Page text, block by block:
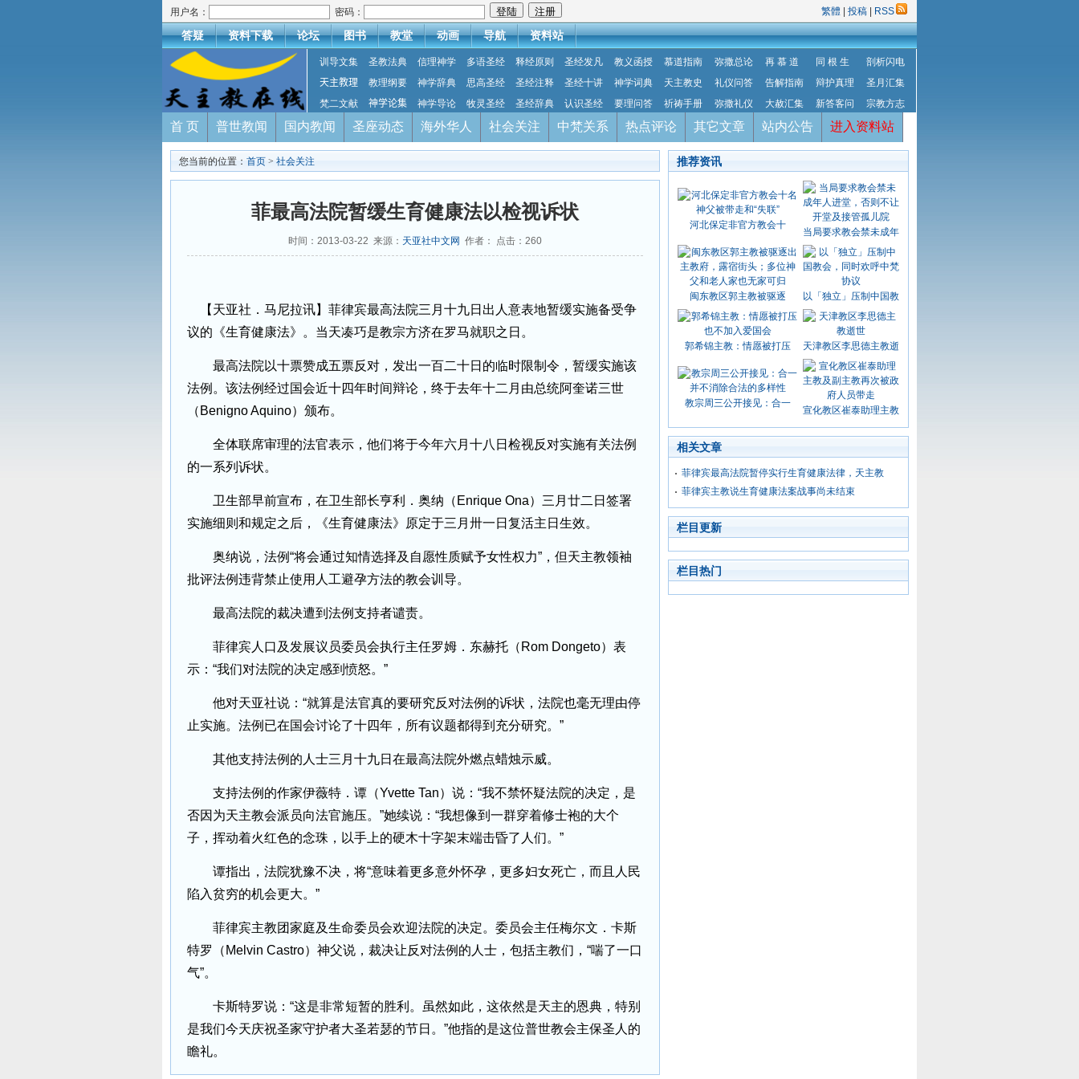
用户名： 密码： 繁體 投稿 RSS
答疑 资料下载 论坛 图书 教堂 动画 导航 资料站
训导文集 圣教法典 信理神学 多语圣经 释经原则 圣经发凡 教义函授 慕道指南 弥撒总论 再 慕 道 同 根 生
剖析闪电
天主教理
教理纲要 神学辞典 思高圣经 圣经注释 圣经十讲 神学词典 天主教史 礼仪问答 告解指南 辩护真理
圣月汇集
梵二文献
神学论集 神学导论 牧灵圣经 圣经辞典 认识圣经 要理问答 祈祷手册 弥撒礼仪 大赦汇集 新答客问 宗教方志
首 页 普世教闻 国内教闻 圣座动态 海外华人 社会关注 中梵关系 热点评论 其它文章 站内公告 进入资料站
您当前的位置： 首页 > 社会关注
菲最高法院暂缓生育健康法以检视诉状
时间：2013-03-22 来源： 天亚社中文网 作者： 点击： 260
【天亚社．马尼拉讯】菲律宾最高法院三月十九日出人意表地暂缓实施备受争
议的《生育健康法》。当天凑巧是教宗方济在罗马就职之日。
最高法院以十票赞成五票反对，发出一百二十日的临时限制令，暂缓实施该
法例。该法例经过国会近十四年时间辩论，终于去年十二月由总统阿奎诺三世
（Benigno Aquino）颁布。
全体联席审理的法官表示，他们将于今年六月十八日检视反对实施有关法例
的一系列诉状。
卫生部早前宣布，在卫生部长亨利．奥纳（Enrique Ona）三月廿二日签署
实施细则和规定之后，《生育健康法》原定于三月卅一日复活主日生效。
奥纳说，法例“将会通过知情选择及自愿性质赋予女性权力”，但天主教领袖
批评法例违背禁止使用人工避孕方法的教会训导。
最高法院的裁决遭到法例支持者谴责。
菲律宾人口及发展议员委员会执行主任罗姆．东赫托（Rom Dongeto）表
示：“我们对法院的决定感到愤怒。”
他对天亚社说：“就算是法官真的要研究反对法例的诉状，法院也毫无理由停
止实施。法例已在国会讨论了十四年，所有议题都得到充分研究。”
其他支持法例的人士三月十九日在最高法院外燃点蜡烛示威。
支持法例的作家伊薇特．谭（Yvette Tan）说：“我不禁怀疑法院的决定，是
否因为天主教会派员向法官施压。”她续说：“我想像到一群穿着修士袍的大个
子，挥动着火红色的念珠，以手上的硬木十字架末端击昏了人们。”
谭指出，法院犹豫不决，将“意味着更多意外怀孕，更多妇女死亡，而且人民
陷入贫穷的机会更大。”
菲律宾主教团家庭及生命委员会欢迎法院的决定。委员会主任梅尔文．卡斯
特罗（Melvin Castro）神父说，裁决让反对法例的人士，包括主教们，“喘了一口
气”。
卡斯特罗说：“这是非常短暂的胜利。虽然如此，这依然是天主的恩典，特别
是我们今天庆祝圣家守护者大圣若瑟的节日。”他指的是这位普世教会主保圣人的
瞻礼。
推荐资讯
河北保定非官方教会十
当局要求教会禁未成年
闽东教区郭主教被驱逐 以「独立」压制中国教
郭希锦主教：情愿被打压 天津教区李思德主教逝
教宗周三公开接见：合一
宣化教区崔泰助理主教
相关文章
菲律宾最高法院暂停实行生育健康法律，天主教
菲律宾主教说生育健康法案战事尚未结束
栏目更新
栏目热门